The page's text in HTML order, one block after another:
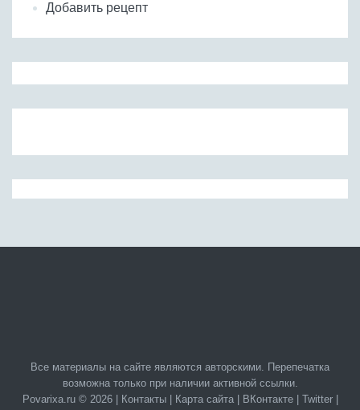
Добавить рецепт
Все материалы на сайте являются авторскими. Перепечатка
возможна только при наличии активной ссылки.
Povarixa.ru © 2026 |
Контакты| Карта сайта| ВКонтакте| Twitter|